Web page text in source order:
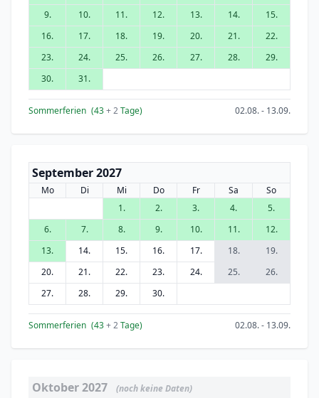
9.
10. 11. 12. 13. 14.
15.
16.
17. 18. 19. 20. 21.
22.
23.
24. 25. 26. 27. 28.
29.
30.
31.
Sommerferien (43+ 2Tage) 02.08. - 13.09.
September 2027
Mo Di Mi Do Fr Sa
So
1.
2. 3. 4.
5.
6.
7. 8. 9. 10. 11.
12.
13.
14. 15. 16. 17. 18.
19.
20.
21. 22. 23. 24. 25.
26.
27.
28. 29. 30.
Sommerferien (43+ 2Tage) 02.08. - 13.09.
Oktober 2027
(noch keine Daten)